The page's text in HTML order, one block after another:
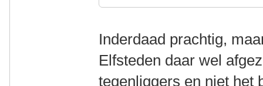
Inderdaad prachtig,
Elfsteden daar wel
tegenliggers en niet het